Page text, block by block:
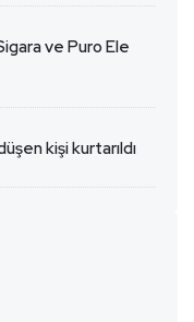
ve Puro Ele
kişi kurtarıldı